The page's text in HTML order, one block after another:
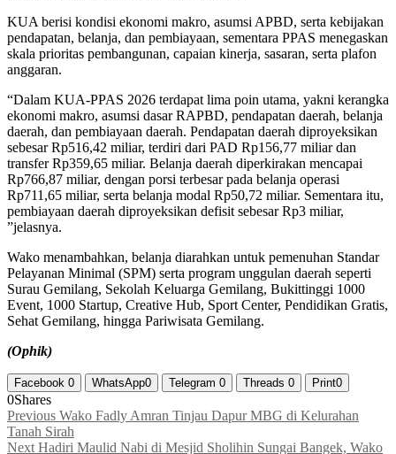
KUA berisi kondisi ekonomi makro, asumsi APBD, serta kebijakan
pendapatan, belanja, dan pembiayaan, sementara PPAS menegaskan
skala prioritas pembangunan, capaian kinerja, sasaran, serta plafon
anggaran.
“Dalam KUA-PPAS 2026 terdapat lima poin utama, yakni kerangka
ekonomi makro, asumsi dasar RAPBD, pendapatan daerah, belanja
daerah, dan pembiayaan daerah. Pendapatan daerah diproyeksikan
sebesar Rp516,42 miliar, terdiri dari PAD Rp156,77 miliar dan
transfer Rp359,65 miliar. Belanja daerah diperkirakan mencapai
Rp766,87 miliar, dengan porsi terbesar pada belanja operasi
Rp711,65 miliar, serta belanja modal Rp50,72 miliar. Sementara itu,
pembiayaan daerah diproyeksikan defisit sebesar Rp3 miliar,
”jelasnya.
Wako menambahkan, belanja diarahkan untuk pemenuhan Standar
Pelayanan Minimal (SPM) serta program unggulan daerah seperti
Surau Gemilang, Sekolah Keluarga Gemilang, Bukittinggi 1000
Event, 1000 Startup, Creative Hub, Sport Center, Pendidikan Gratis,
Sehat Gemilang, hingga Pariwisata Gemilang.
(Ophik)
Facebook 0 WhatsApp0 Telegram 0 Threads 0 Print0
0Shares
Navigasi
pos
Previous Previous
post:
Wako Fadly Amran Tinjau Dapur MBG di Kelurahan
Tanah Sirah
Next Next
Hadiri Maulid Nabi di Mesjid Sholihin Sungai Bangek, Wako